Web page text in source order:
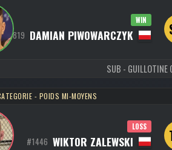
WIN
#819 DAMIAN PIWOWARCZYK
SUB - GUILLOTINE
- POIDS MI-MOYENS
LOSS
#1446 WIKTOR ZALEWSKI